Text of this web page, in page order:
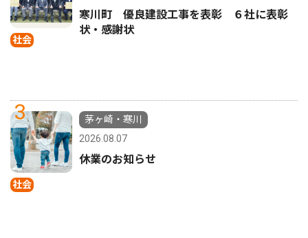
社会
寒川町 優良建設工事を表彰 ６社に表彰
状・感謝状
3
社会
茅ヶ崎・寒川
2026.08.07
休業のお知らせ